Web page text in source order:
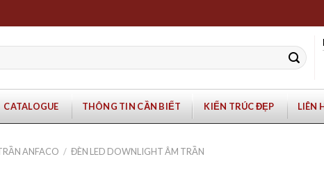
CATALOGUE THÔNG TIN CẦN BIẾT KIẾN TRÚC ĐẸP LIÊN
ANFACO / ĐÈN LED DOWNLIGHT ÂM TRẦN